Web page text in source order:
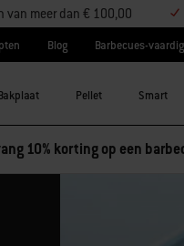
van meer dan € 100,00
Blog Barbecues-
Pellet Smart
en ontvang 5%